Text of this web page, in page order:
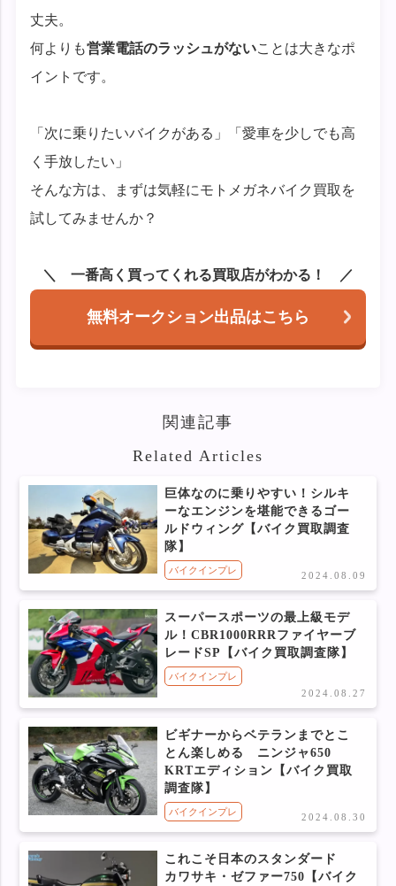
丈夫。
何よりも営業電話のラッシュがないことは大きなポ
イントです。
「次に乗りたいバイクがある」「愛車を少しでも高
く手放したい」
そんな方は、まずは気軽にモトメガネバイク買取を
試してみませんか？
一番高く買ってくれる買取店がわかる！
無料オークション出品はこちら
関連記事
Related Articles
巨体なのに乗りやすい！シルキ
ーなエンジンを堪能できるゴー
ルドウィング【バイク買取調査
隊】
バイクインプレ
2024.08.09
スーパースポーツの最上級モデ
ル！CBR1000RRRファイヤーブ
レードSP【バイク買取調査隊】
バイクインプレ
2024.08.27
ビギナーからベテランまでとこ
とん楽しめる ニンジャ650
KRTエディション【バイク買取
調査隊】
バイクインプレ
2024.08.30
これこそ日本のスタンダード
カワサキ・ゼファー750【バイク